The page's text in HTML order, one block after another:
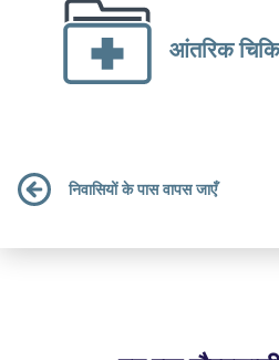
आंतरिक
निवासियों के पास वापस जाएँ